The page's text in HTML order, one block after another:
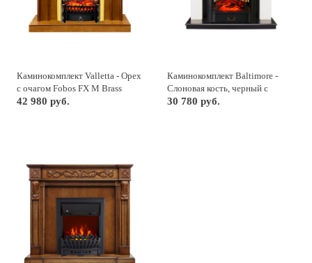
Каминокомплект Valletta - Орех
с очагом Fobos FX M Brass
42 980 руб.
Каминокомплект Baltimore -
Слоновая кость, черный с
очагом Majestic FX M Black
30 780 руб.